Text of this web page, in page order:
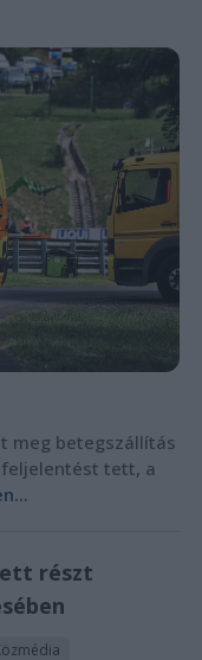
meg betegszállítás
feljelentést tett, a
részt